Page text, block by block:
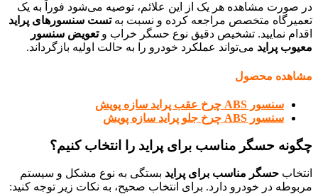
در صورت مشاهده هر یک از این علائم، توصیه می‌شود فوراً به یک
تعمیرگاه متخصص مراجعه کرده و نسبت بهتست سنسورهای پراید
اقدام نمایید. تشخیص دقیق نوع حسگر خراب وتعویض سنسور
معیوب پراید می‌تواند عملکرد خودرو را به حالت اولیه بازگرداند.
مشاهده محصول
سنسور ABS چرخ عقب پراید سازه پویش
سنسور ABS چرخ جلو پراید سازه پویش
چگونه حسگر مناسب برای پراید را انتخاب کنیم؟
انتخاب حسگر مناسب برای پراید بستگی به نوع مشکل و سیستم
مربوطه در خودرو دارد. برای انتخاب صحیح، به نکات زیر توجه کنید: